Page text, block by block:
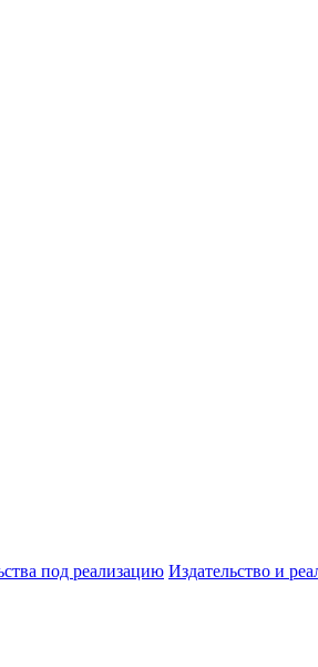
под реализацию Издательство и